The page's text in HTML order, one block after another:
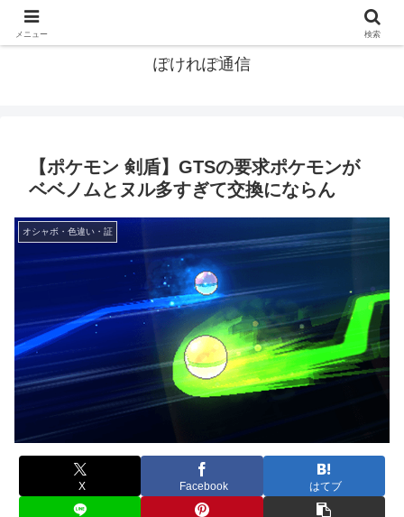
ぽけれぽ通信
【ポケモン 剣盾】GTSの要求ポケモンが
ベベノムとヌル多すぎて交換にならん
オシャボ・色違い・証
X Facebook はてブ
メニュー 検索